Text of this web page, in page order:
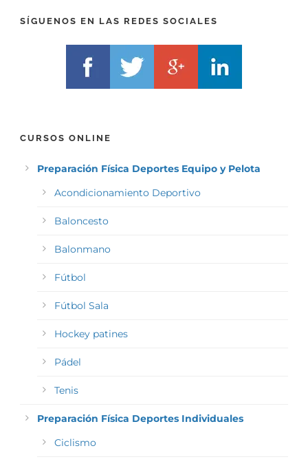
SÍGUENOS EN LAS REDES SOCIALES
CURSOS ONLINE
Preparación Física Deportes Equipo y Pelota
Acondicionamiento Deportivo
Baloncesto
Balonmano
Fútbol
Fútbol Sala
Hockey patines
Pádel
Tenis
Preparación Física Deportes Individuales
Ciclismo